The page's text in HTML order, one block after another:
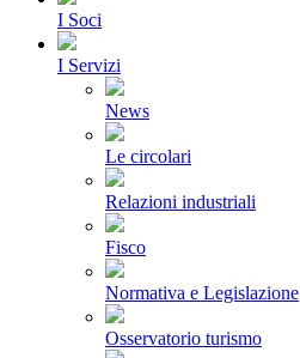
I Soci
I Servizi
News
Le circolari
Relazioni industriali
Fisco
Normativa e Legislazione
Osservatorio turismo